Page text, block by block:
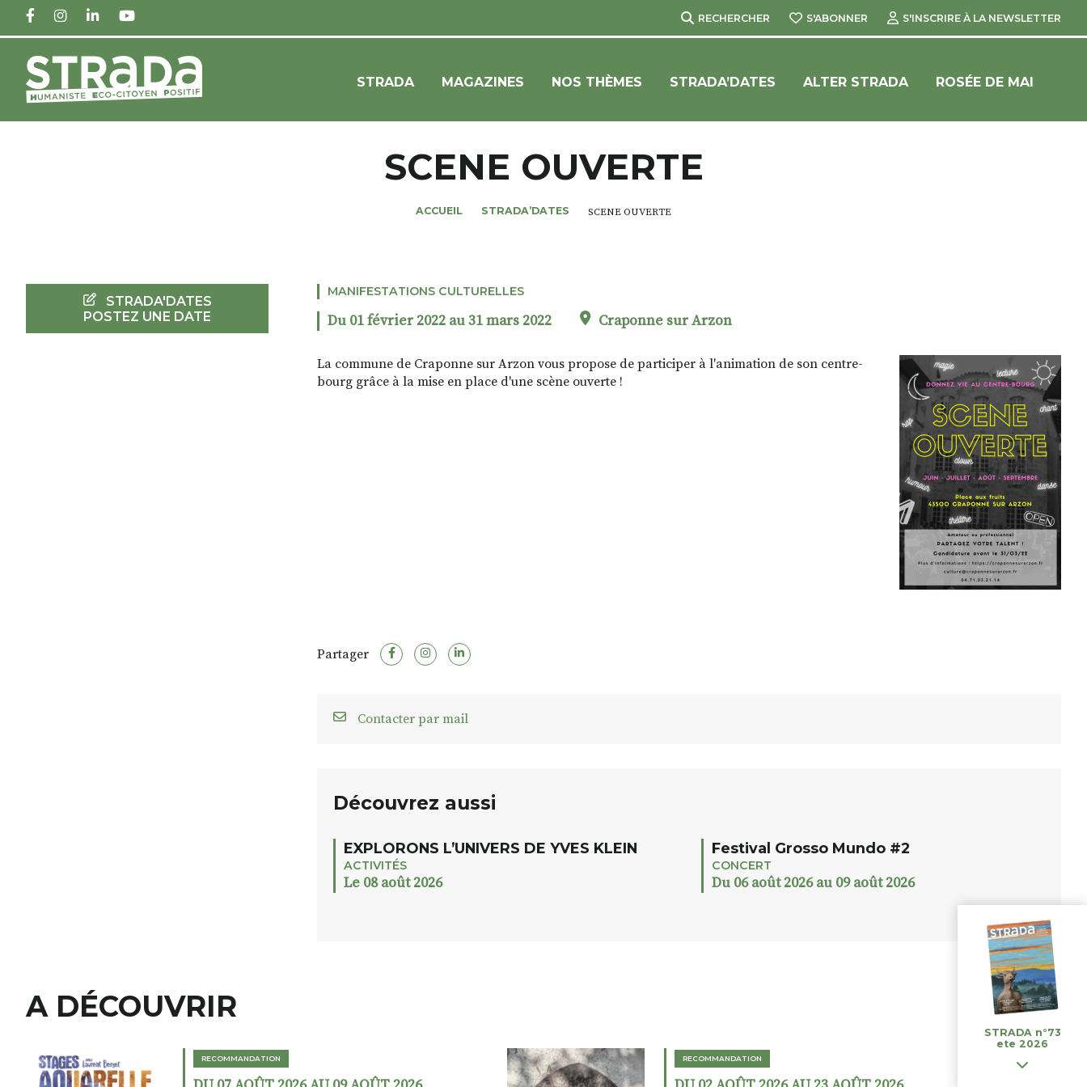
FACEBOOKINSTAGRAM
LINKEDINYOUTUBE RECHERCHER S'ABONNER S'INSCRIRE À LA NEWSLETTER
STRADA MAGAZINES NOS THÈMES STRADA’DATES ALTER STRADA ROSÉE DE MAI
SCENE OUVERTE
ACCUEIL STRADA’DATES SCENE OUVERTE
MANIFESTATIONS CULTURELLES
Du 01 février 2022 au 31 mars 2022 Craponne sur Arzon
La commune de Craponne sur Arzon vous propose de participer à l'animation de son centre-
bourg grâce à la mise en place d'une scène ouverte !
Partager
Contacter par mail
Découvrez aussi
EXPLORONS L’UNIVERS DE YVES KLEIN
ACTIVITÉS
Le 08 août 2026
Festival Grosso Mundo #2
CONCERT
Du 06 août 2026 au 09 août 2026
STRADA'DATES
POSTEZ UNE DATE
A DÉCOUVRIR
RECOMMANDATION RECOMMANDATION
STRADA n°73
ete 2026